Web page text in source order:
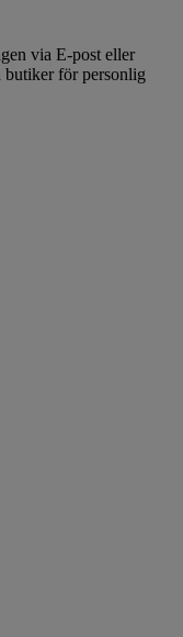
via E-post eller
butiker för personlig